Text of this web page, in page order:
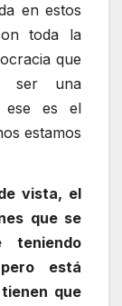
en estos
toda la
que
ser una
ese es el
estamos
vista, el
que se
está
que